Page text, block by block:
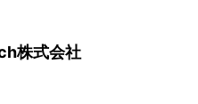
株式会社